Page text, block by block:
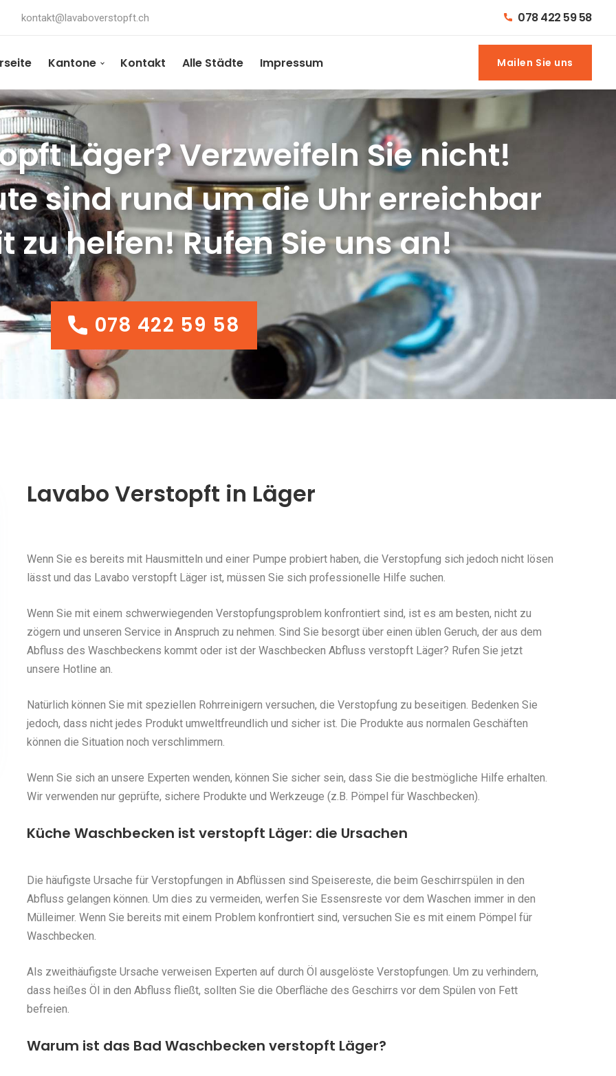
kontakt@lavaboverstopft.ch 078 422 59 58
Kantone Kontakt Alle Städte Impressum Mailen Sie uns
Mailen Sie uns
Läger? Verzweifeln Sie nicht!
sind rund um die Uhr erreichbar
zu helfen! Rufen Sie uns an!
078 422 59 58
078 422 59 58
Lavabo Verstopft in Läger
Wenn Sie es bereits mit Hausmitteln und einer Pumpe probiert haben, die Verstopfung sich jedoch nicht lösen
lässt und das Lavabo verstopft Läger ist, müssen Sie sich professionelle Hilfe suchen.
Wenn Sie mit einem schwerwiegenden Verstopfungsproblem konfrontiert sind, ist es am besten, nicht zu
zögern und unseren Service in Anspruch zu nehmen. Sind Sie besorgt über einen üblen Geruch, der aus dem
Abfluss des Waschbeckens kommt oder ist der Waschbecken Abfluss verstopft Läger? Rufen Sie jetzt
unsere Hotline an.
Natürlich können Sie mit speziellen Rohrreinigern versuchen, die Verstopfung zu beseitigen. Bedenken Sie
jedoch, dass nicht jedes Produkt umweltfreundlich und sicher ist. Die Produkte aus normalen Geschäften
können die Situation noch verschlimmern.
Wenn Sie sich an unsere Experten wenden, können Sie sicher sein, dass Sie die bestmögliche Hilfe erhalten.
Wir verwenden nur geprüfte, sichere Produkte und Werkzeuge (z.B. Pömpel für Waschbecken).
Küche Waschbecken ist verstopft Läger: die Ursachen
Die häufigste Ursache für Verstopfungen in Abflüssen sind Speisereste, die beim Geschirrspülen in den
Abfluss gelangen können. Um dies zu vermeiden, werfen Sie Essensreste vor dem Waschen immer in den
Mülleimer. Wenn Sie bereits mit einem Problem konfrontiert sind, versuchen Sie es mit einem Pömpel für
Waschbecken.
Als zweithäufigste Ursache verweisen Experten auf durch Öl ausgelöste Verstopfungen. Um zu verhindern,
dass heißes Öl in den Abfluss fließt, sollten Sie die Oberfläche des Geschirrs vor dem Spülen von Fett
befreien.
Warum ist das Bad Waschbecken verstopft Läger?